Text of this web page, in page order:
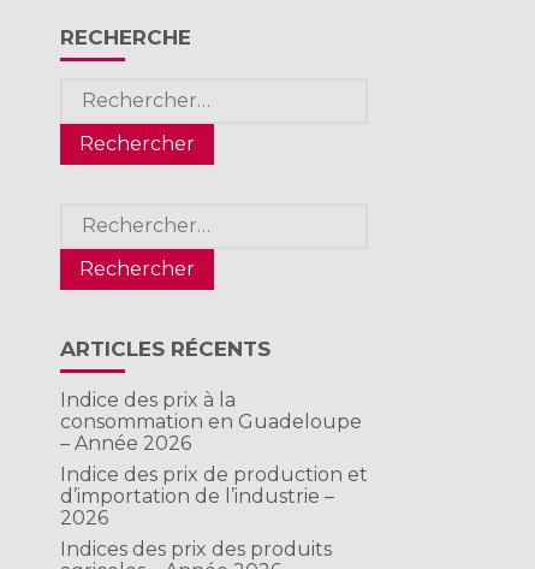
RECHERCHE
Rechercher :
Rechercher :
ARTICLES RÉCENTS
Indice des prix à la
consommation en Guadeloupe
– Année 2026
Indice des prix de production et
d’importation de l’industrie –
2026
Indices des prix des produits